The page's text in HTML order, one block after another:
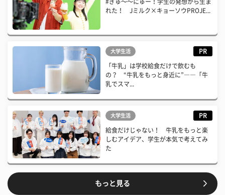
#ぎゅ〜〜にゅー！学生の発想から生ま
れた！ Jミルク×キョーソウPROJE...
大学生活 PR
「牛乳」は学校給食だけで飲むも
の？ “牛乳をもっと身近に”――「牛
乳でスマ...
大学生活 PR
給食だけじゃない！ 牛乳をもっと楽
しむアイデア、学生が本気で考えてみ
た
もっと見る